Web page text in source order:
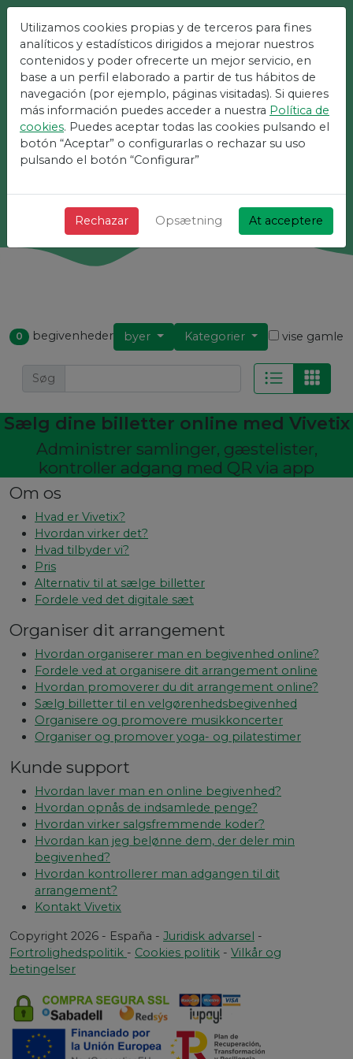
Den Nemmeste Platform
Til Arrangementer
+ Hurtig + Enkel og gratis!
Søg
0 begivenheder byer Kategorier vise gamle
Søg
Sælg dine billetter online med Vivetix
Administrer samlinger, gæstelister,
kontroller adgang med QR via app
Om os
Hvad er Vivetix?
Hvordan virker det?
Hvad tilbyder vi?
Pris
Alternativ til at sælge billetter
Fordele ved det digitale sæt
Organiser dit arrangement
Hvordan organiserer man en begivenhed online?
Fordele ved at organisere dit arrangement online
Hvordan promoverer du dit arrangement online?
Sælg billetter til en velgørenhedsbegivenhed
Organisere og promovere musikkoncerter
Organiser og promover yoga- og pilatestimer
Kunde support
Hvordan laver man en online begivenhed?
Hvordan opnås de indsamlede penge?
Hvordan virker salgsfremmende koder?
Hvordan kan jeg belønne dem, der deler min
begivenhed?
Hvordan kontrollerer man adgangen til dit
arrangement?
Kontakt Vivetix
Copyright 2026 - España - Juridisk advarsel -
Fortrolighedspolitik - Cookies politik - Vilkår og
betingelser
Utilizamos cookies propias y de terceros para fines
analíticos y estadísticos dirigidos a mejorar nuestros
contenidos y poder ofrecerte un mejor servicio, en
base a un perfil elaborado a partir de tus hábitos de
navegación (por ejemplo, páginas visitadas). Si quieres
más información puedes acceder a nuestra Política de
cookies. Puedes aceptar todas las cookies pulsando el
botón “Aceptar” o configurarlas o rechazar su uso
pulsando el botón “Configurar”
Rechazar Opsætning At acceptere